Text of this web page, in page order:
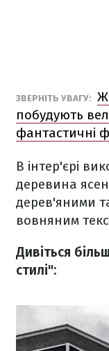
ЗВЕРНІТЬ УВАГУ:
побудують
фантастичні
В інтер'єрі
деревина
дерев'яними
вовняним
Дивіться
стилі":